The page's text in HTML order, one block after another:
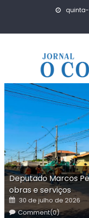
quinta-
Deputado Marcos
obras e serviços
Posted
on
30 de julho de 2026
Comment(0)